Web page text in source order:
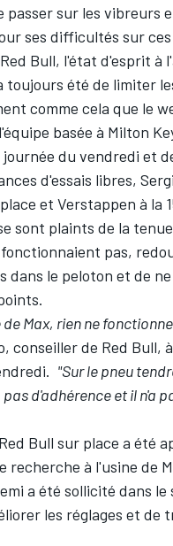
passer sur les vibreurs
ses difficultés sur
Bull, l'état d'esprit à
toujours été de limiter
comme cela que le
basée à Milton
journée du vendredi et
d'essais libres,
et Verstappen à la
sont plaints de la
pas,
dans le peloton et de
Max, rien ne
conseiller de Red Bull,
"Sur le pneu
pas d'adhérence et il n'a
Bull sur place a été
recherche à l'usine de
a été sollicité dans
les réglages et de